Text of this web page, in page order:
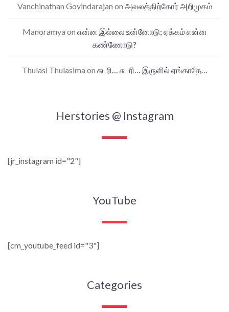
Vanchinathan Govindarajan on அவலத்திற்கோர் அறிமுகம்
Manoramya on என்ன இல்லை உன்னோடு; ஏக்கம் என்ன
கண்ணோடு?
Thulasi Thulasima on சுடரி… சுடரி… இருளில் ஏங்காதே…
Herstories @ Instagram
[jr_instagram id="2"]
YouTube
[cm_youtube_feed id="3"]
Categories